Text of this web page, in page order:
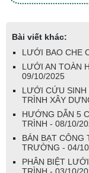
Bài viết khác:
LƯỚI BAO CHE
LƯỚI AN TOÀN
09/10/2025
LƯỚI CỨU SINH
TRÌNH XÂY
HƯỚNG DẪN 5
TRÌNH - 08/10/
BÁN BẠT CÔNG
TRƯỜNG - 04/
PHÂN BIỆT